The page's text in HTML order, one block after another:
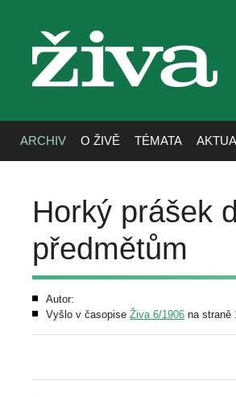
živa
ARCHIV O ŽIVĚ TÉMATA
Horký prášek
předmětům
Autor:
Vyšlo v časopise Živa 6/1906 na straně